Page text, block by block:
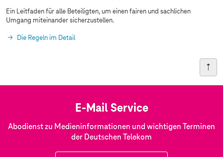
Ein Leitfaden für alle Beteiligten, um einen fairen und sachlichen
Umgang miteinander sicherzustellen.
Die Regeln im Detail
E-Mail Service
Abodienst zu Medieninformationen und wichtigen Terminen
der Deutschen Telekom